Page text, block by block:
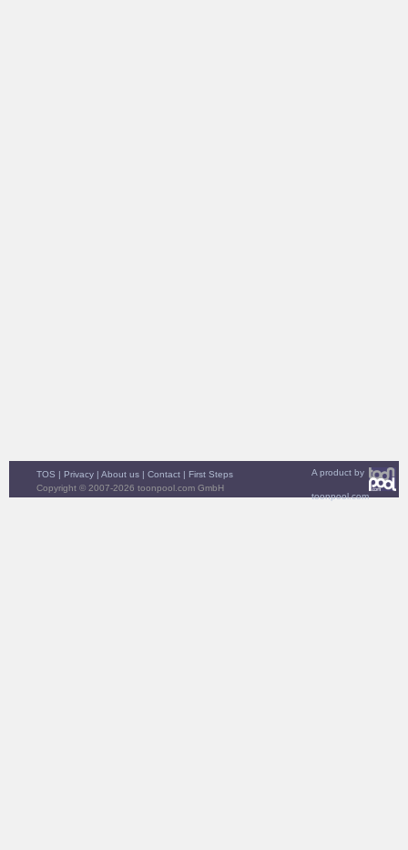
A product by
toonpool.com
TOS | Privacy | About us | Contact | First Steps
Copyright © 2007-2026 toonpool.com GmbH